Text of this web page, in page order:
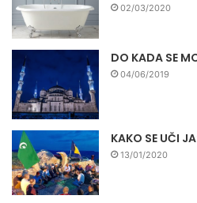
02/03/2020
DO KADA SE
04/06/2019
KAKO SE UČI
13/01/2020